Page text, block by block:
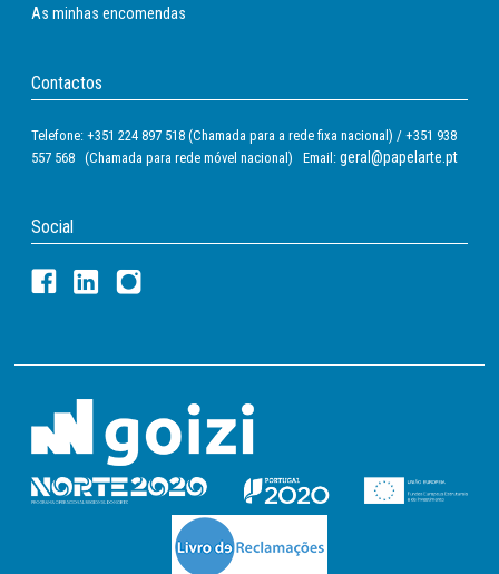
As minhas encomendas
Contactos
Telefone: +351 224 897 518 (Chamada para a rede fixa nacional) / +351 938
557 568 (Chamada para rede móvel nacional) Email: geral@papelarte.pt
Social